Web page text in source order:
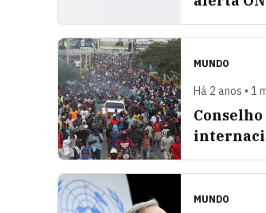
MUNDO
Há 2 anos • 1
MUNDO